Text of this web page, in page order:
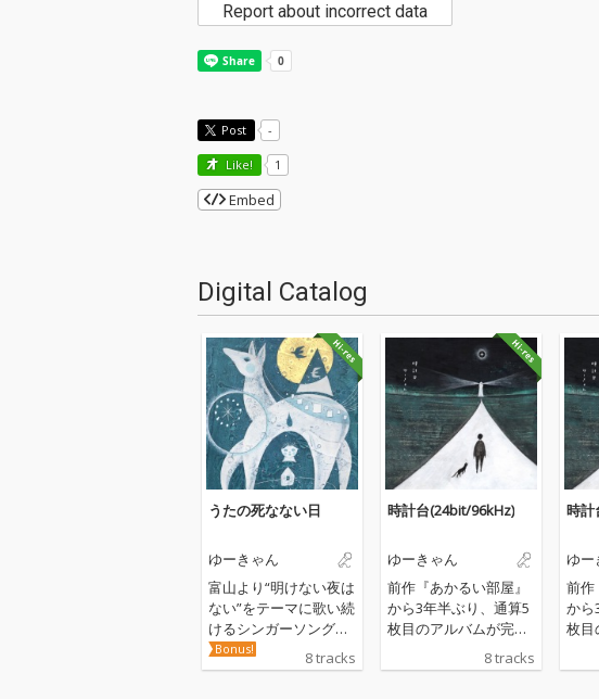
Report about incorrect data
Post -
Like! 1
Embed
Digital Catalog
うたの死なない日
ゆーきゃん
富山より“明けない夜は
ない”をテーマに歌い続
けるシンガーソングラ
イターゆーきゃんのニ
ュー・アルバムが到
Bonus! 8 tracks
時計台(24bit/96kHz)
ゆーきゃん
前作『あかるい部屋』
から3年半ぶり、通算5
枚目のアルバムが完
成。活動拠点を京都か
ら地元富山へ移したゆ
8 tracks
時計
ゆー
前作
から
枚目
成
ら地